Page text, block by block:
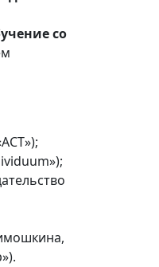
со